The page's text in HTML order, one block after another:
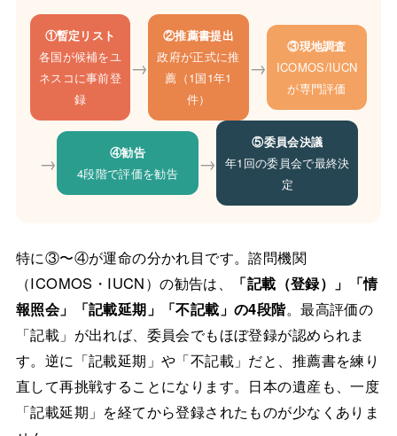
①暫定リスト
各国が候補をユ
ネスコに事前登
録
→
②推薦書提出
政府が正式に推
薦（1国1年1
件）
→
③現地調査
ICOMOS/IUCN
が専門評価
→
④勧告
4段階で評価を勧告
→
⑤委員会決議
年1回の委員会で最終決
定
特に③〜④が運命の分かれ目です。諮問機関
（ICOMOS・IUCN）の勧告は、
「記載（登録）」「情
報照会」「記載延期」「不記載」の4段階。最高評価の
「記載」が出れば、委員会でもほぼ登録が認められま
す。逆に「記載延期」や「不記載」だと、推薦書を練り
直して再挑戦することになります。日本の遺産も、一度
「記載延期」を経てから登録されたものが少なくありま